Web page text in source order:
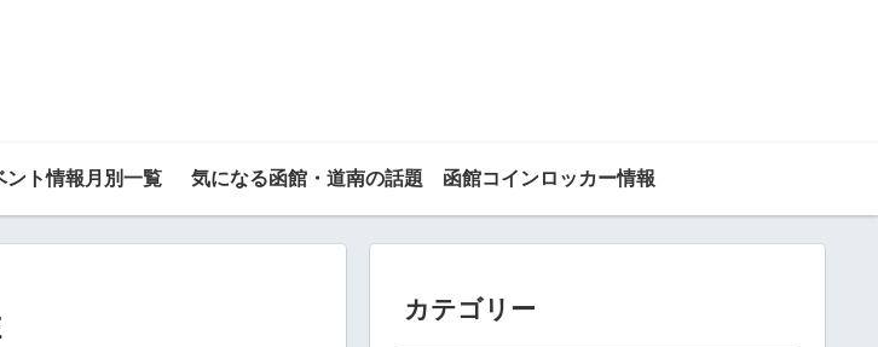
ント情報月別一覧 気になる函館・道南の話題 函館コインロッカー情報
カテゴリー